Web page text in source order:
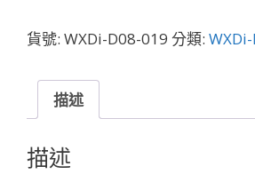
聖
ア
ク
ア
テ
貨號: WXDi-D08-019 分類:
描述
描述